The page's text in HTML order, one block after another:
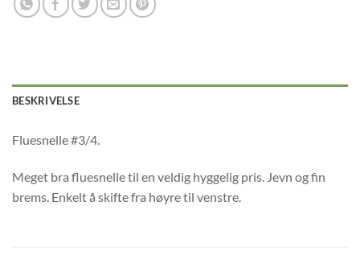
BESKRIVELSE
Fluesnelle #3/4.
Meget bra fluesnelle til en veldig hyggelig pris. Jevn og fin
brems. Enkelt å skifte fra høyre til venstre.